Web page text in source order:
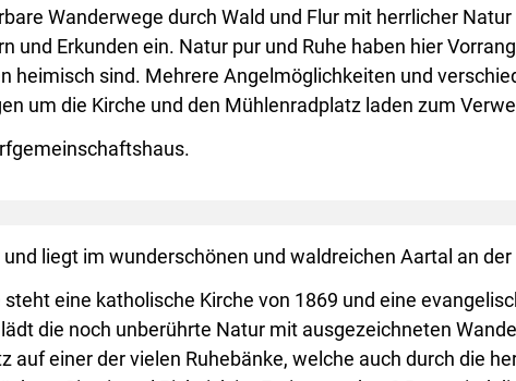
Wanderwege durch Wald und Flur mit herrlicher
und Erkunden ein. Natur pur und Ruhe haben hier
heimisch sind. Mehrere Angelmöglichkeiten und
um die Kirche und den Mühlenradplatz laden zum
liegt im wunderschönen und waldreichen Aartal an
steht eine katholische Kirche von 1869 und eine
die noch unberührte Natur mit ausgezeichneten
auf einer der vielen Ruhebänke, welche auch durch die